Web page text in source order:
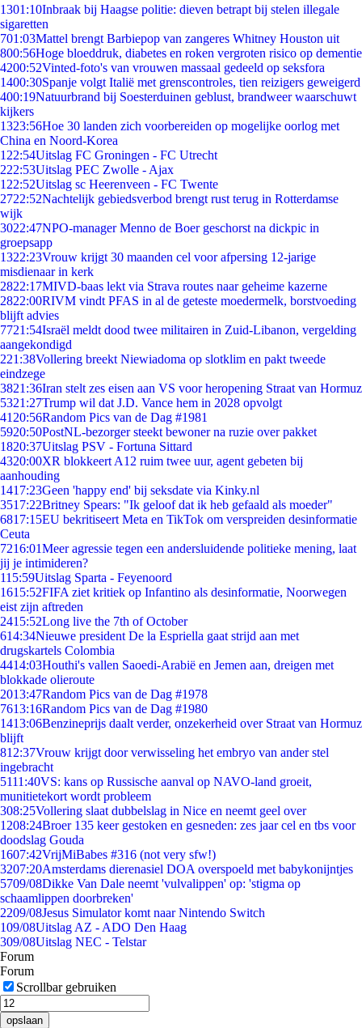
1301:10Inbraak bij Haagse politie: dieven betrapt bij stelen illegale
sigaretten
701:03Mattel brengt Barbiepop van zangeres Whitney Houston uit
800:56Hoge bloeddruk, diabetes en roken vergroten risico op dementie
4200:52Vinted-foto's van vrouwen massaal gedeeld op seksfora
1400:30Spanje volgt Italië met grenscontroles, tien reizigers geweigerd
400:19Natuurbrand bij Soesterduinen geblust, brandweer waarschuwt
kijkers
1323:56Hoe 30 landen zich voorbereiden op mogelijke oorlog met
China en Noord-Korea
1 22:54Uitslag FC Groningen - FC Utrecht
222:53Uitslag PEC Zwolle - Ajax
1 22:52Uitslag sc Heerenveen - FC Twente
2722:52Nachtelijk gebiedsverbod brengt rust terug in Rotterdamse
wijk
3022:47NPO-manager Menno de Boer geschorst na dickpic in
groepsapp
1322:23Vrouw krijgt 30 maanden cel voor afpersing 12-jarige
misdienaar in kerk
2822:17MIVD-baas lekt via Strava routes naar geheime kazerne
2822:00RIVM vindt PFAS in al de geteste moedermelk, borstvoeding
blijft advies
7721:54Israël meldt dood twee militairen in Zuid-Libanon, vergelding
aangekondigd
221:38Vollering breekt Niewiadoma op slotklim en pakt tweede
eindzege
3821:36Iran stelt zes eisen aan VS voor heropening Straat van Hormuz
5321:27Trump wil dat J.D. Vance hem in 2028 opvolgt
41 20:56Random Pics van de Dag #1981
5920:50PostNL-bezorger steekt bewoner na ruzie over pakket
1820:37Uitslag PSV - Fortuna Sittard
4320:00XR blokkeert A12 ruim twee uur, agent gebeten bij
aanhouding
1417:23Geen 'happy end' bij seksdate via Kinky.nl
3517:22Britney Spears: "Ik geloof dat ik heb gefaald als moeder"
6817:15EU bekritiseert Meta en TikTok om verspreiden desinformatie
Ceuta
7216:01Meer agressie tegen een andersluidende politieke mening, laat
jij je intimideren?
115:59Uitslag Sparta - Feyenoord
1615:52FIFA ziet kritiek op Infantino als desinformatie, Noorwegen
eist zijn aftreden
2415:52Long live the 7th of October
614:34Nieuwe president De la Espriella gaat strijd aan met
drugskartels Colombia
4414:03Houthi's vallen Saoedi-Arabië en Jemen aan, dreigen met
blokkade olieroute
2013:47Random Pics van de Dag #1978
7613:16Random Pics van de Dag #1980
1413:06Benzineprijs daalt verder, onzekerheid over Straat van Hormuz
blijft
812:37Vrouw krijgt door verwisseling het embryo van ander stel
ingebracht
5111:40VS: kans op Russische aanval op NAVO-land groeit,
munitietekort wordt probleem
308:25Vollering slaat dubbelslag in Nice en neemt geel over
1208:24Broer 135 keer gestoken en gesneden: zes jaar cel en tbs voor
doodslag Gouda
1607:42VrijMiBabes #316 (not very sfw!)
3207:20Amsterdams dierenasiel DOA overspoeld met babykonijntjes
5709/08Dikke Van Dale neemt 'vulvalippen' op: 'stigma op
schaamlippen doorbreken'
2209/08Jesus Simulator komt naar Nintendo Switch
109/08Uitslag AZ - ADO Den Haag
309/08Uitslag NEC - Telstar
Forum
Forum
Scrollbar gebruiken
opslaan